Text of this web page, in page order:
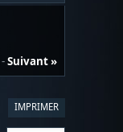
-Suivant »
IMPRIMER